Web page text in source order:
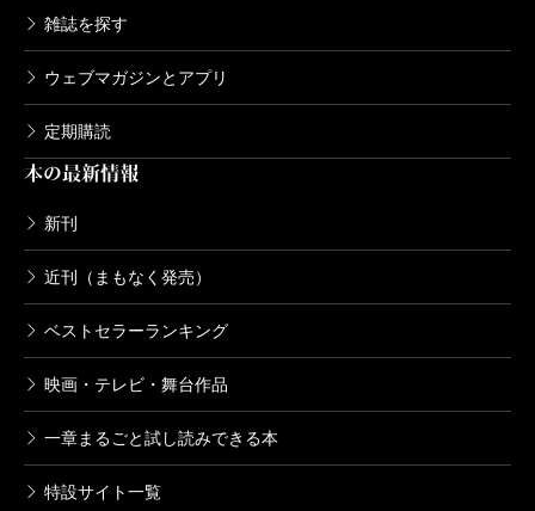
雑誌を探す
ウェブマガジンとアプリ
定期購読
本の最新情報
新刊
近刊（まもなく発売）
ベストセラーランキング
映画・テレビ・舞台作品
一章まるごと試し読みできる本
特設サイト一覧